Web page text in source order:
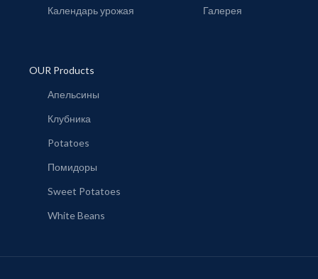
Календарь урожая
Галерея
OUR Products
Апельсины
Клубника
Potatoes
Помидоры
Sweet Potatoes
White Beans